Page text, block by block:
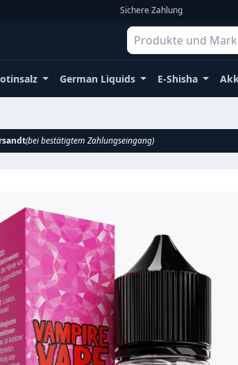
Sichere Zahlung
German Liquids E-Shisha
(bei bestätigtem Zahlungseingang)